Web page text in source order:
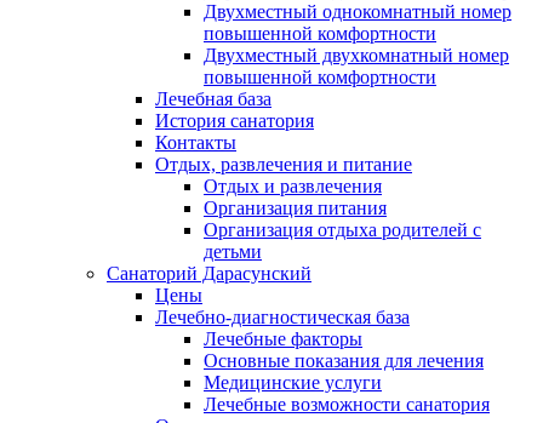
Двухместный однокомнатный номер
повышенной комфортности
Двухместный двухкомнатный номер
повышенной комфортности
Лечебная база
История санатория
Контакты
Отдых, развлечения и питание
Отдых и развлечения
Организация питания
Организация отдыха родителей с
детьми
Санаторий Дарасунский
Цены
Лечебно-диагностическая база
Лечебные факторы
Основные показания для лечения
Медицинские услуги
Лечебные возможности санатория